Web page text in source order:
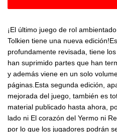
¡El último juego de rol
Tolkien tiene una nueva
profundamente revisada, tiene
han suprimido partes que han
y además viene en un solo
páginas.Esta segunda edición,
mejorada del juego, también es
material publicado hasta ahora,
lado ni El corazón del Yermo ni
por lo que los jugadores podrán